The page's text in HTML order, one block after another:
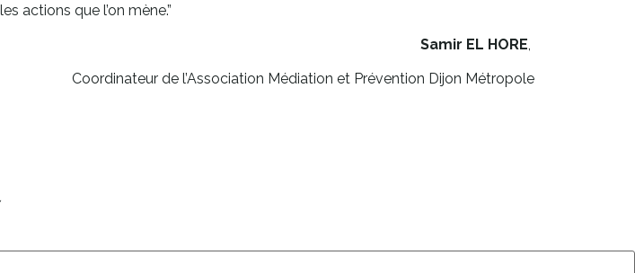
actions que l’on mène.”
Samir EL HORE,
Coordinateur de l’Association Médiation et Prévention Dijon Métropole